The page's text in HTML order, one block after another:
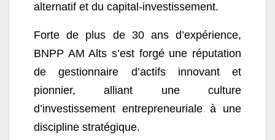
alternatif et du capital-investissement.
Forte de plus de 30 ans d’expérience,
BNPP AM Alts s’est forgé une réputation
de gestionnaire d’actifs innovant et
pionnier, alliant une culture
d’investissement entrepreneuriale à une
discipline stratégique.